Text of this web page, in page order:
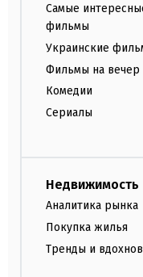
Самые
фильмы
Украинские
Фильмы на вечер
Комедии
Сериалы
Недвижимость
Аналитика рынка
Покупка жилья
Тренды и